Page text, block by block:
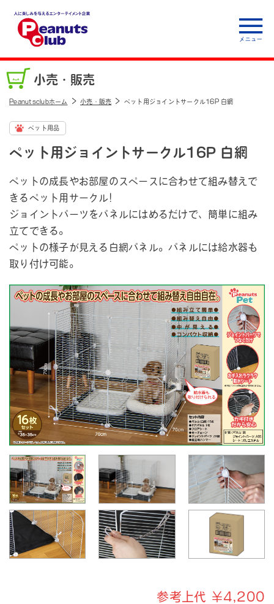
人に楽しみを与えるエ
ンターテイメント企
業 Peanuts club
小売・販売
Peanutsclubホーム 小売・販売 ペット用ジョイントサークル16P 白網
ペット用品
ペット用ジョイントサークル16P 白網
ペットの成長やお部屋のスペースに合わせて組み替えで
きるペット用サークル!
ジョイントパーツをパネルにはめるだけで、簡単に組み
立てできる。
ペットの様子が見える白網パネル。パネルには給水器も
取り付け可能。
参考上代 ￥4,200